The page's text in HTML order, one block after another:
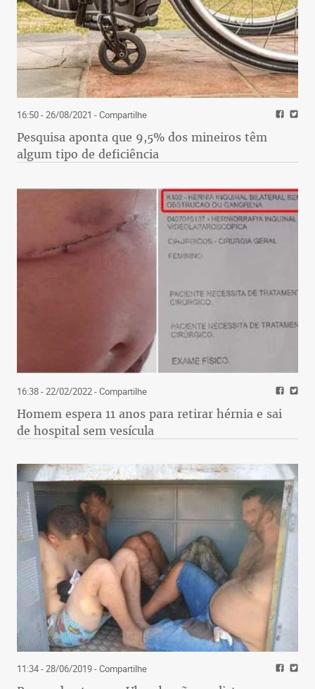
16:50 - 26/08/2021 - Compartilhe
Pesquisa aponta que 9,5% dos mineiros têm
algum tipo de deficiência
16:38 - 22/02/2022- Compartilhe
Homem espera 11 anos para retirar hérnia e sai
de hospital sem vesícula
11:34 - 28/06/2019- Compartilhe